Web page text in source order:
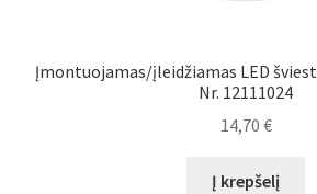
Įmontuojamas/įleidžiamas LED
Nr. 12111024
14,70 €
Į krepšelį